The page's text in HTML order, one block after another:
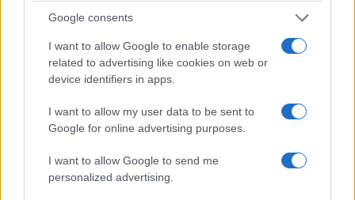
Google consents
I want to allow Google to enable storage
related to advertising like cookies on web or
device identifiers in apps.
I want to allow my user data to be sent to
Google for online advertising purposes.
I want to allow Google to send me
personalized advertising.
βιβλίο στην παραλία και όχι το κινητό του
τηλέφωνο είναι πολύ πιθανό να είναι ξένος).
Ο Δήμος θα καταφέρει να δώσει την ευκαιρία
σε όσο το δυνατόν περισσότερους δημότες του
να μάθουν τι έχει να τους πει το έργο του.
Δεν είναι σίγουρο, φυσικά, πως όσοι